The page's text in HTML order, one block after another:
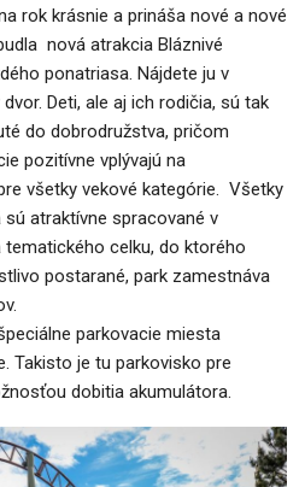
rok krásnie a prináša nové a nové
nová atrakcia Bláznivé
ponatriasa. Nájdete ju v
Deti, ale aj ich rodičia, sú tak
do dobrodružstva, pričom
pozitívne vplývajú na
všetky vekové kategórie. Všetky
atraktívne spracované v
celku, do ktorého
postarané, park zamestnáva
parkovacie miesta
Takisto je tu parkovisko pre
dobitia akumulátora.